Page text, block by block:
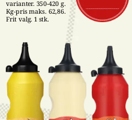
varianter. 350-420 g.
Kg-pris maks. 62,86.
Frit valg. 1 stk.